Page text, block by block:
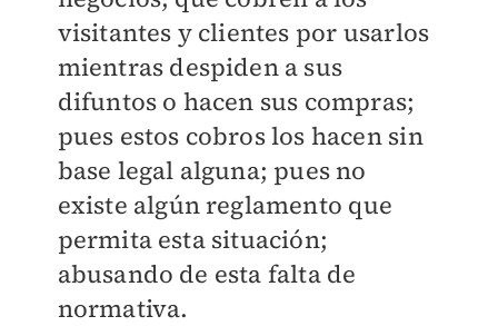
visitantes y clientes por usarlos
mientras despiden a sus
difuntos o hacen sus compras;
pues estos cobros los hacen sin
base legal alguna; pues no
existe algún reglamento que
permita esta situación;
abusando de esta falta de
normativa.